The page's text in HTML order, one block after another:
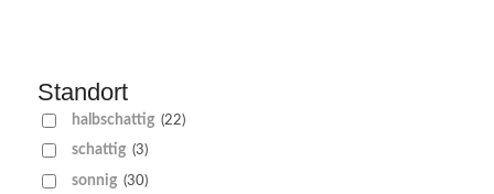
Standort
halbschattig (22)
schattig (3)
sonnig (30)